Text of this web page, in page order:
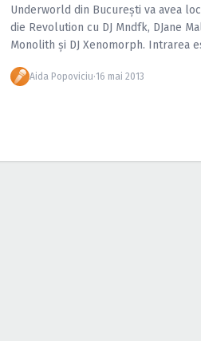
Underworld din Bucureşti va avea
die Revolution cu DJ Mndfk, DJane
Monolith şi DJ Xenomorph. Intrarea
Aida Popoviciu·16 mai 2013